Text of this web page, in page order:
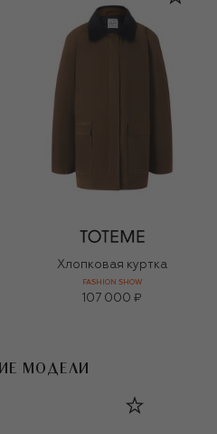
Хлопковая куртка
FASHION SHOW
107 000 ₽
МОДЕЛИ